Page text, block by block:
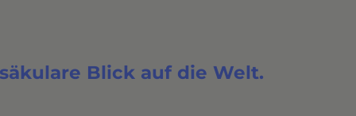
Blick auf die Welt.